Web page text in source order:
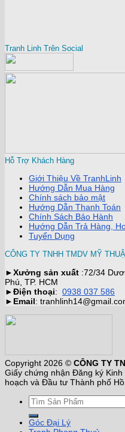
Tranh Linh Trên Social
Hỗ Trợ Khách Hàng
Giới Thiệu Về TranhLinh
Hướng Dẫn Mua Hàng
Chính sách bảo mật
Hướng Dẫn Thanh Toán
Chính Sách Bảo Hành
Hướng Dẫn Trả Hàng,
Tuyển Dụng
CÔNG TY TNHH TMDV MỸ
►Xưởng sản xuất :72/34
Phú, TP. HCM
►Điện thoại: 0938 037 586
► Email:
Copyright 2026 © CÔNG TY
Giấy chứng nhận Đăng ký
hoạch và Đầu tư Thành phố
Góc Đại Lý